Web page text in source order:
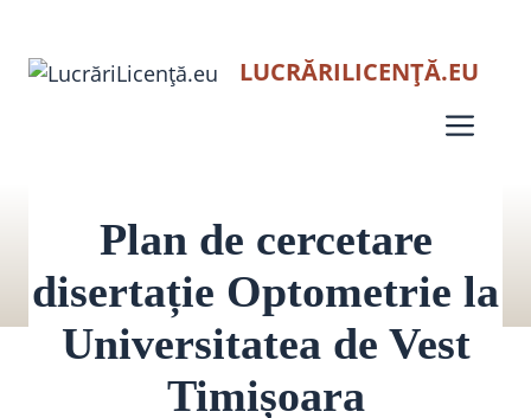
LUCRĂRILICENȚĂ.EU
Plan de cercetare
disertație Optometrie la
Universitatea de Vest
Timișoara